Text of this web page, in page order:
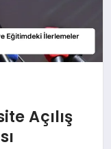
Açılış